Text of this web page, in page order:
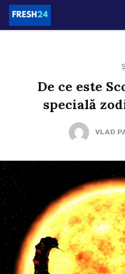
De ce este
specială
VLAD